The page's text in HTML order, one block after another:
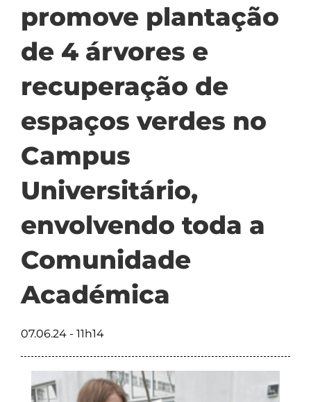
promove plantação
de 4 árvores e
recuperação de
espaços verdes no
Campus
Universitário,
envolvendo toda a
Comunidade
Académica
07.06.24 - 11h14